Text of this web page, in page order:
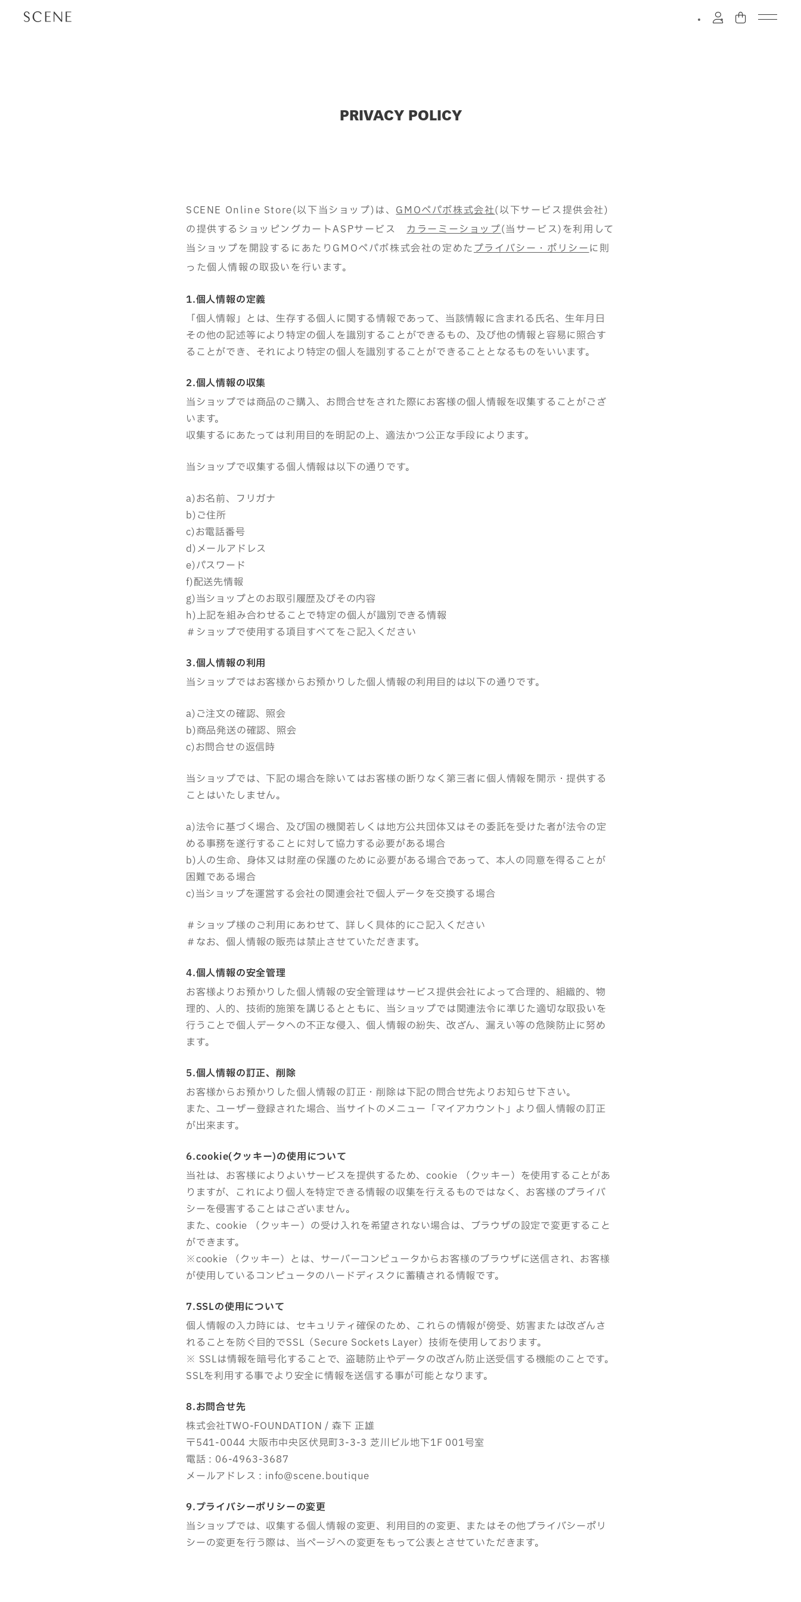
PRIVACY POLICY
SCENE Online Store(以下当ショップ)は、 GMOペパボ株式会社(以下サービス提供会社)
の提供するショッピングカートASPサービス
カラーミーショップ(当サービス)を利用して
当ショップを開設するにあたりGMOペパボ株式会社の定めた プライバシー・ポリシー に則
った個人情報の取扱いを行います。
1.個人情報の定義
「個人情報」とは、生存する個人に関する情報であって、当該情報に含まれる氏名、生年月日
その他の記述等により特定の個人を識別することができるもの、及び他の情報と容易に照合す
ることができ、それにより特定の個人を識別することができることとなるものをいいます。
2.個人情報の収集
当ショップでは商品のご購入、お問合せをされた際にお客様の個人情報を収集することがござ
います。
収集するにあたっては利用目的を明記の上、適法かつ公正な手段によります。
当ショップで収集する個人情報は以下の通りです。
a)お名前、フリガナ
b)ご住所
c)お電話番号
d)メールアドレス
e)パスワード
f)配送先情報
g)当ショップとのお取引履歴及びその内容
h)上記を組み合わせることで特定の個人が識別できる情報
＃ショップで使用する項目すべてをご記入ください
3.個人情報の利用
当ショップではお客様からお預かりした個人情報の利用目的は以下の通りです。
a)ご注文の確認、照会
b)商品発送の確認、照会
c)お問合せの返信時
当ショップでは、下記の場合を除いてはお客様の断りなく第三者に個人情報を開示・提供する
ことはいたしません。
a)法令に基づく場合、及び国の機関若しくは地方公共団体又はその委託を受けた者が法令の定
める事務を遂行することに対して協力する必要がある場合
b)人の生命、身体又は財産の保護のために必要がある場合であって、本人の同意を得ることが
困難である場合
c)当ショップを運営する会社の関連会社で個人データを交換する場合
＃ショップ様のご利用にあわせて、詳しく具体的にご記入ください
＃なお、個人情報の販売は禁止させていただきます。
4.個人情報の安全管理
お客様よりお預かりした個人情報の安全管理はサービス提供会社によって合理的、組織的、物
理的、人的、技術的施策を講じるとともに、当ショップでは関連法令に準じた適切な取扱いを
行うことで個人データへの不正な侵入、個人情報の紛失、改ざん、漏えい等の危険防止に努め
ます。
5.個人情報の訂正、削除
お客様からお預かりした個人情報の訂正・削除は下記の問合せ先よりお知らせ下さい。
また、ユーザー登録された場合、当サイトのメニュー「マイアカウント」より個人情報の訂正
が出来ます。
6.cookie(クッキー)の使用について
当社は、お客様によりよいサービスを提供するため、cookie （クッキー）を使用することがあ
りますが、これにより個人を特定できる情報の収集を行えるものではなく、お客様のプライバ
シーを侵害することはございません。
また、cookie （クッキー）の受け入れを希望されない場合は、ブラウザの設定で変更すること
ができます。
※cookie （クッキー）とは、サーバーコンピュータからお客様のブラウザに送信され、お客様
が使用しているコンピュータのハードディスクに蓄積される情報です。
7.SSLの使用について
個人情報の入力時には、セキュリティ確保のため、これらの情報が傍受、妨害または改ざんさ
れることを防ぐ目的でSSL（Secure Sockets Layer）技術を使用しております。
※ SSLは情報を暗号化することで、盗聴防止やデータの改ざん防止送受信する機能のことです。
SSLを利用する事でより安全に情報を送信する事が可能となります。
8.お問合せ先
株式会社TWO-FOUNDATION / 森下 正雄
〒541-0044 大阪市中央区伏見町3-3-3 芝川ビル地下1F 001号室
電話 : 06-4963-3687
メールアドレス : info@scene.boutique
9.プライバシーポリシーの変更
当ショップでは、収集する個人情報の変更、利用目的の変更、またはその他プライバシーポリ
シーの変更を行う際は、当ページへの変更をもって公表とさせていただきます。